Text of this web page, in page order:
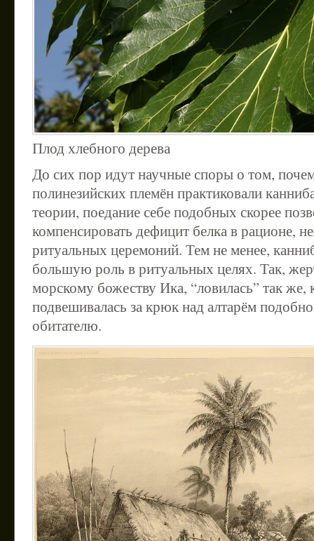
Плод хлебного дерева
До сих пор идут научные споры о том,
полинезийских племён практиковали
теории, поедание себе подобных скорее
компенсировать дефицит белка в рационе,
ритуальных церемоний. Тем не менее,
большую роль в ритуальных целях. Так,
морскому божеству Ика, “ловилась” так же,
подвешивалась за крюк над алтарём
обитателю.